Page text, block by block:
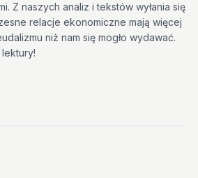
Z naszych analiz i tekstów wyłania się
relacje ekonomiczne mają więcej
niż nam się mogło wydawać.